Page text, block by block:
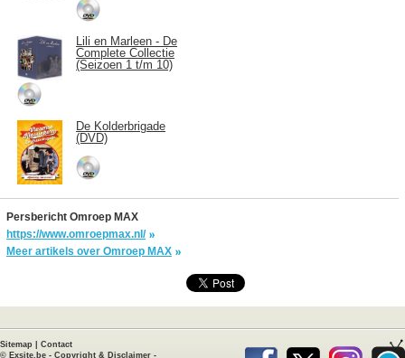
Lili en Marleen - De
Complete Collectie
(Seizoen 1 t/m 10)
De Kolderbrigade
(DVD)
Persbericht Omroep MAX
https://www.omroepmax.nl/
Meer artikels over Omroep MAX
Sitemap
Contact
© Exsite.be - Copyright & Disclaimer -